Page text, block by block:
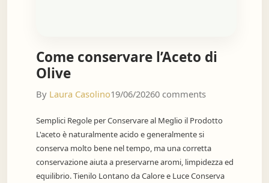
Come conservare l’Aceto di
Olive
By Laura Casolino19/06/20260 comments
Semplici Regole per Conservare al Meglio il Prodotto
L'aceto è naturalmente acido e generalmente si
conserva molto bene nel tempo, ma una corretta
conservazione aiuta a preservarne aromi, limpidezza ed
equilibrio. Tienilo Lontano da Calore e Luce Conserva